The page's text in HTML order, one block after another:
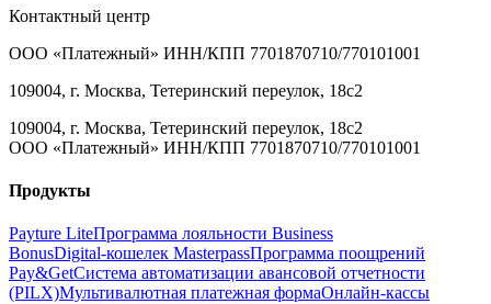
Контактный центр
ООО «Платежный» ИНН/КПП 7701870710/770101001
109004, г. Москва, Тетеринский переулок, 18с2
109004, г. Москва, Тетеринский переулок, 18с2
ООО «Платежный» ИНН/КПП 7701870710/770101001
Продукты
Payture LiteПрограмма лояльности Business
BonusDigital‑кошелек MasterpassПрограмма поощрений
Pay&GetСистема автоматизации авансовой отчетности
(PILX)Мультивалютная платежная формаОнлайн‑кассы